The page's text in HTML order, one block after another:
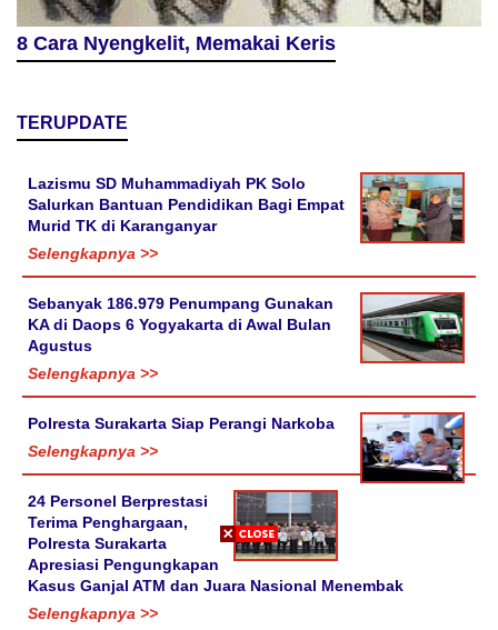
8 Cara Nyengkelit, Memakai Keris
TERUPDATE
Lazismu SD Muhammadiyah PK Solo
Salurkan Bantuan Pendidikan Bagi Empat
Murid TK di Karanganyar
Selengkapnya >>
Sebanyak 186.979 Penumpang Gunakan
KA di Daops 6 Yogyakarta di Awal Bulan
Agustus
Selengkapnya >>
Polresta Surakarta Siap Perangi Narkoba
Selengkapnya >>
24 Personel Berprestasi
Terima Penghargaan,
Polresta Surakarta
Apresiasi Pengungkapan
Kasus Ganjal ATM dan Juara Nasional Menembak
Selengkapnya >>